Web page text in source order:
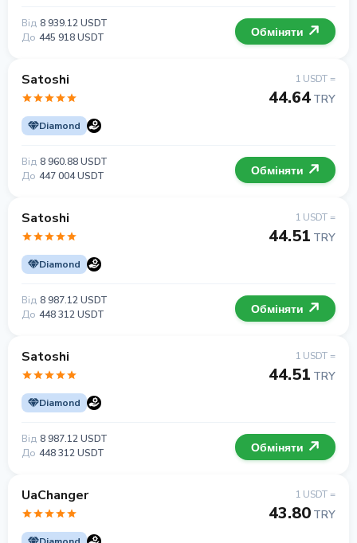
Від 8 939.12 USDT
До 445 918 USDT Обміняти
Satoshi
Diamond
1 USDT =
44.64 TRY
Від 8 960.88 USDT
До 447 004 USDT Обміняти
Satoshi
Diamond
1 USDT =
44.51 TRY
Від 8 987.12 USDT
До 448 312 USDT Обміняти
Satoshi
Diamond
1 USDT =
44.51 TRY
Від 8 987.12 USDT
До 448 312 USDT Обміняти
UaChanger 1 USDT =
43.80 TRY